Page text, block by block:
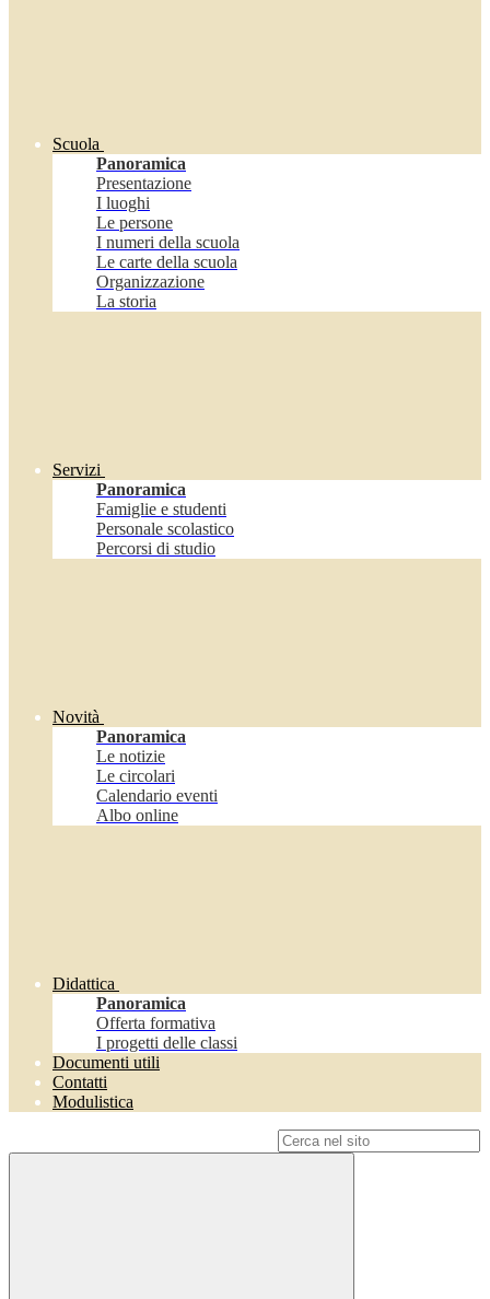
Scuola
Panoramica
Presentazione
I luoghi
Le persone
I numeri della scuola
Le carte della scuola
Organizzazione
La storia
Servizi
Panoramica
Famiglie e studenti
Personale scolastico
Percorsi di studio
Novità
Panoramica
Le notizie
Le circolari
Calendario eventi
Albo online
Didattica
Panoramica
Offerta formativa
I progetti delle classi
Documenti utili
Contatti
Modulistica